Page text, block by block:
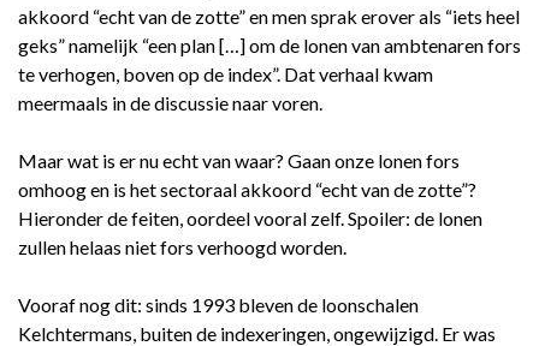
akkoord “echt van de zotte” en men sprak erover als “iets heel
geks” namelijk “een plan […] om de lonen van ambtenaren fors
te verhogen, boven op de index”. Dat verhaal kwam
meermaals in de discussie naar voren.
Maar wat is er nu echt van waar? Gaan onze lonen fors
omhoog en is het sectoraal akkoord “echt van de zotte”?
Hieronder de feiten, oordeel vooral zelf. Spoiler: de lonen
zullen helaas niet fors verhoogd worden.
Vooraf nog dit: sinds 1993 bleven de loonschalen
Kelchtermans, buiten de indexeringen, ongewijzigd. Er was